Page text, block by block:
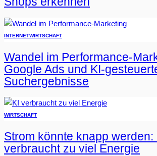
INTERNETWIRTSCHAFT
Wandel im Performance-
Google Ads und KI-
Suchergebnisse
WIRTSCHAFT
Strom könnte knapp werden:
verbraucht zu viel Energie